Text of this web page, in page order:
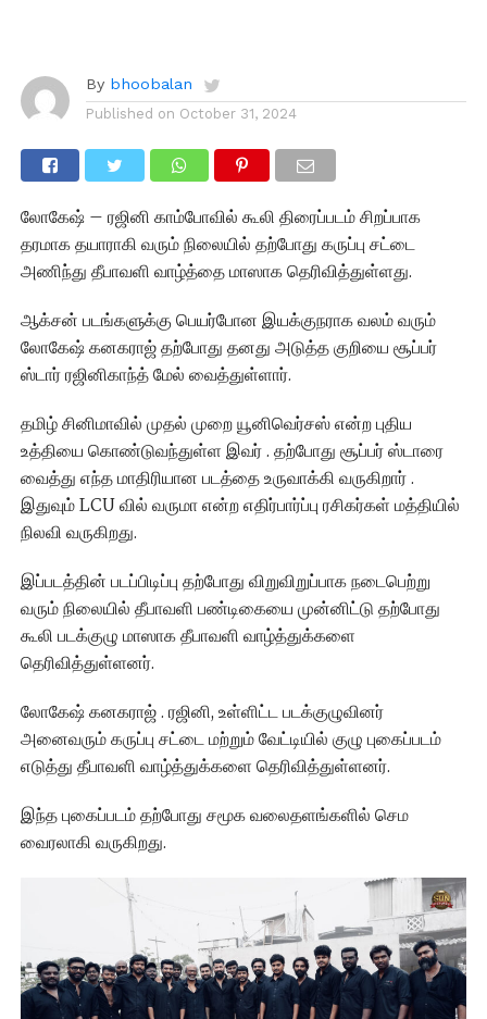
By bhoobalan
Published on October 31, 2024
லோகேஷ் – ரஜினி காம்போவில் கூலி திரைப்படம் சிறப்பாக
தரமாக தயாராகி வரும் நிலையில் தற்போது கருப்பு சட்டை
அணிந்து தீபாவளி வாழ்த்தை மாஸாக தெரிவித்துள்ளது.
ஆக்சன் படங்களுக்கு பெயர்போன இயக்குநராக வலம் வரும்
லோகேஷ் கனகராஜ் தற்போது தனது அடுத்த குறியை சூப்பர்
ஸ்டார் ரஜினிகாந்த் மேல் வைத்துள்ளார்.
தமிழ் சினிமாவில் முதல் முறை யூனிவெர்சஸ் என்ற புதிய
உத்தியை கொண்டுவந்துள்ள இவர் . தற்போது சூப்பர் ஸ்டாரை
வைத்து எந்த மாதிரியான படத்தை உருவாக்கி வருகிறார் .
இதுவும் LCU வில் வருமா என்ற எதிர்பார்ப்பு ரசிகர்கள் மத்தியில்
நிலவி வருகிறது.
இப்படத்தின் படப்பிடிப்பு தற்போது விறுவிறுப்பாக நடைபெற்று
வரும் நிலையில் தீபாவளி பண்டிகையை முன்னிட்டு தற்போது
கூலி படக்குழு மாஸாக தீபாவளி வாழ்த்துக்களை
தெரிவித்துள்ளனர்.
லோகேஷ் கனகராஜ் . ரஜினி, உள்ளிட்ட படக்குழுவினர்
அனைவரும் கருப்பு சட்டை மற்றும் வேட்டியில் குழு புகைப்படம்
எடுத்து தீபாவளி வாழ்த்துக்களை தெரிவித்துள்ளனர்.
இந்த புகைப்படம் தற்போது சமூக வலைதளங்களில் செம
வைரலாகி வருகிறது.